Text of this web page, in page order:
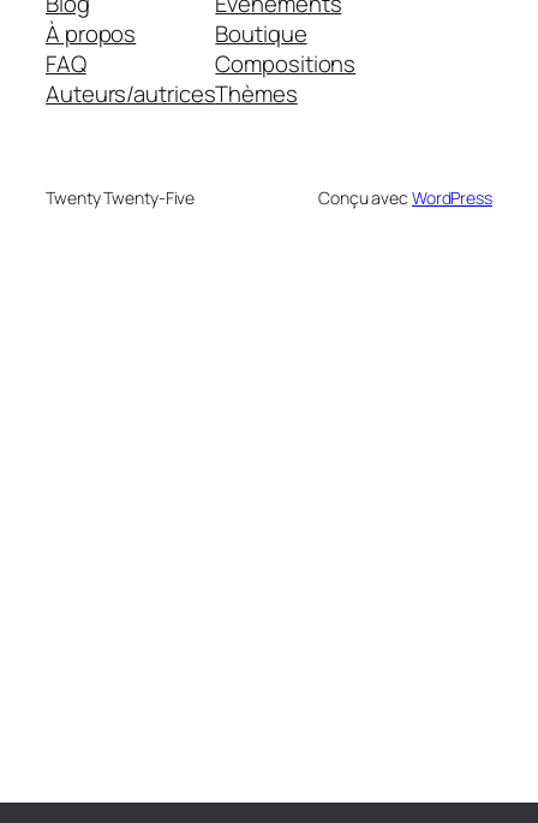
À propos
FAQ
Auteurs/autrices
Boutique
Compositions
Thèmes
Twenty Twenty-Five Conçu avec WordPress